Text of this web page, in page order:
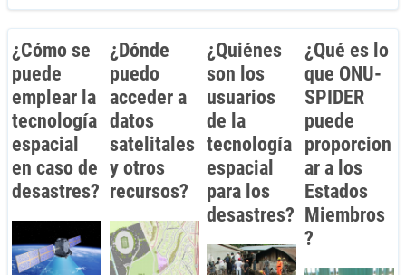
¿Cómo se
puede
emplear la
tecnología
espacial
en caso de
desastres?
¿Dónde
puedo
acceder a
datos
satelitales
y otros
recursos?
¿Quiénes
son los
usuarios
de la
tecnología
espacial
para los
desastres?
¿Qué es lo
que ONU-
SPIDER
puede
proporcion
ar a los
Estados
Miembros
?